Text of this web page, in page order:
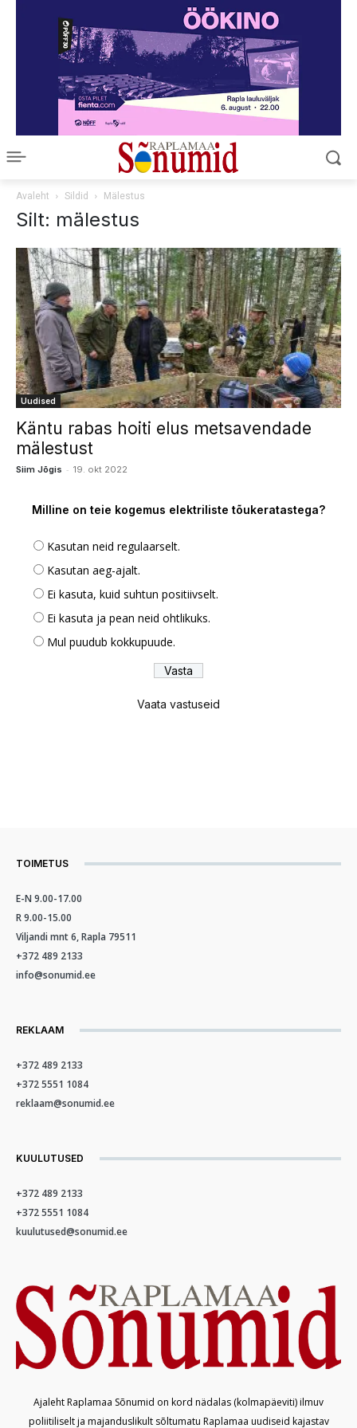
Avaleht Sildid Mälestus
Silt: mälestus
Uudised
Käntu rabas hoiti elus metsavendade
mälestust
Siim Jõgis - 19. okt 2022
Milline on teie kogemus elektriliste tõukeratastega?
Kasutan neid regulaarselt.
Kasutan aeg-ajalt.
Ei kasuta, kuid suhtun positiivselt.
Ei kasuta ja pean neid ohtlikuks.
Mul puudub kokkupuude.
Vaata vastuseid
TOIMETUS
E-N 9.00-17.00
R 9.00-15.00
Viljandi mnt 6, Rapla 79511
+372 489 2133
info@sonumid.ee
REKLAAM
+372 489 2133
+372 5551 1084
reklaam@sonumid.ee
KUULUTUSED
+372 489 2133
+372 5551 1084
kuulutused@sonumid.ee
Ajaleht Raplamaa Sõnumid on kord nädalas (kolmapäeviti) ilmuv
poliitiliselt ja majanduslikult sõltumatu Raplamaa uudiseid kajastav